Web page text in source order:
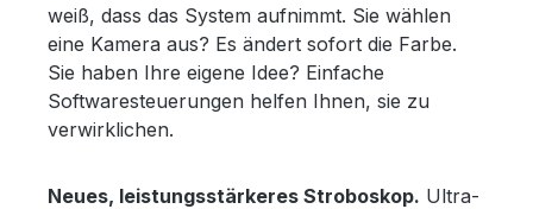
weiß, dass das System aufnimmt. Sie wählen
eine Kamera aus? Es ändert sofort die Farbe.
Sie haben Ihre eigene Idee? Einfache
Softwaresteuerungen helfen Ihnen, sie zu
verwirklichen.
Neues, leistungsstärkeres Stroboskop. Ultra-